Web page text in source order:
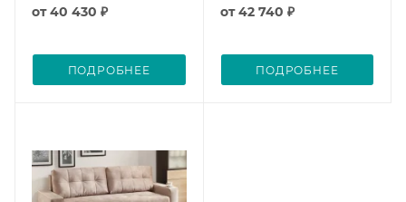
от40 430 ₽
ПОДРОБНЕЕ
от42 740 ₽
ПОДРОБНЕЕ